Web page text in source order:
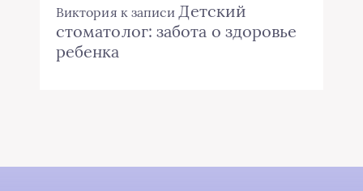
Виктория к записиДетский
стоматолог: забота о здоровье
ребенка